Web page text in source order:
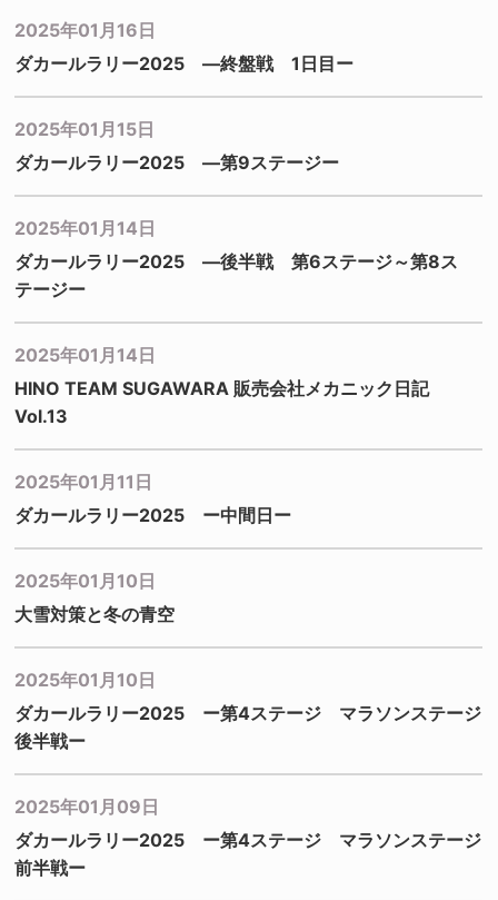
2025年01月16日
ダカールラリー2025 ―終盤戦 1日目ー
2025年01月15日
ダカールラリー2025 ―第9ステージー
2025年01月14日
ダカールラリー2025 ―後半戦 第6ステージ～第8ス
テージー
2025年01月14日
HINO TEAM SUGAWARA 販売会社メカニック日記
Vol.13
2025年01月11日
ダカールラリー2025 ー中間日ー
2025年01月10日
大雪対策と冬の青空
2025年01月10日
ダカールラリー2025 ー第4ステージ マラソンステージ
後半戦ー
2025年01月09日
ダカールラリー2025 ー第4ステージ マラソンステージ
前半戦ー